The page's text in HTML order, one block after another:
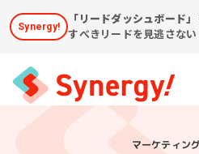
Synergy!
「リードダッシュボード」
すべきリードを見逃さない
マーケティン